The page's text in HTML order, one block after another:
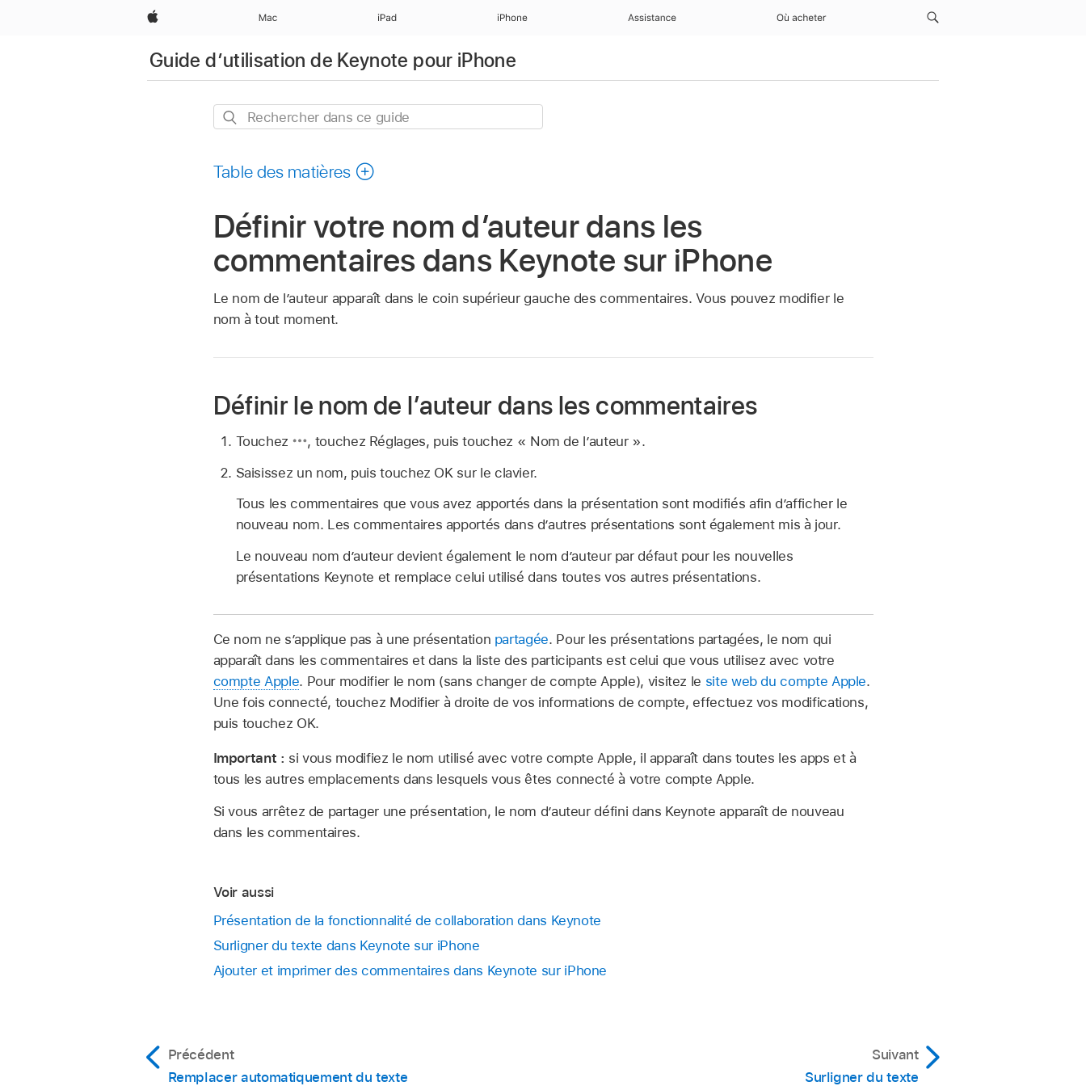
Apple Mac iPad iPhone Assistance Où acheter
Guide d’utilisation de Keynote pour iPhone
Rechercher
guide
Table des matières
Définir votre nom d’auteur dans les
commentaires dans Keynote sur iPhone
Le nom de l’auteur apparaît dans le coin supérieur gauche des commentaires. Vous pouvez modifier le
nom à tout moment.
Définir le nom de l’auteur dans les commentaires
Touchez , touchez Réglages, puis touchez « Nom de l’auteur ».
Saisissez un nom, puis touchez OK sur le clavier.
Tous les commentaires que vous avez apportés dans la présentation sont modifiés afin d’afficher le
nouveau nom. Les commentaires apportés dans d’autres présentations sont également mis à jour.
Le nouveau nom d’auteur devient également le nom d’auteur par défaut pour les nouvelles
présentations Keynote et remplace celui utilisé dans toutes vos autres présentations.
Ce nom ne s’applique pas à une présentation partagée. Pour les présentations partagées, le nom qui
apparaît dans les commentaires et dans la liste des participants est celui que vous utilisez avec votre
compte Apple. Pour modifier le nom (sans changer de compte Apple), visitez le site web du compte Apple.
Une fois connecté, touchez Modifier à droite de vos informations de compte, effectuez vos modifications,
puis touchez OK.
Important : si vous modifiez le nom utilisé avec votre compte Apple, il apparaît dans toutes les apps et à
tous les autres emplacements dans lesquels vous êtes connecté à votre compte Apple.
Si vous arrêtez de partager une présentation, le nom d’auteur défini dans Keynote apparaît de nouveau
dans les commentaires.
Voir aussi
Présentation de la fonctionnalité de collaboration dans Keynote
Surligner du texte dans Keynote sur iPhone
Ajouter et imprimer des commentaires dans Keynote sur iPhone
Précédent
Remplacer automatiquement du texte
Suivant
Surligner du texte